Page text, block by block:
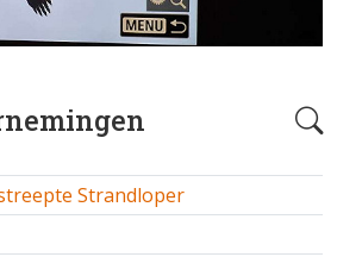
Strandloper